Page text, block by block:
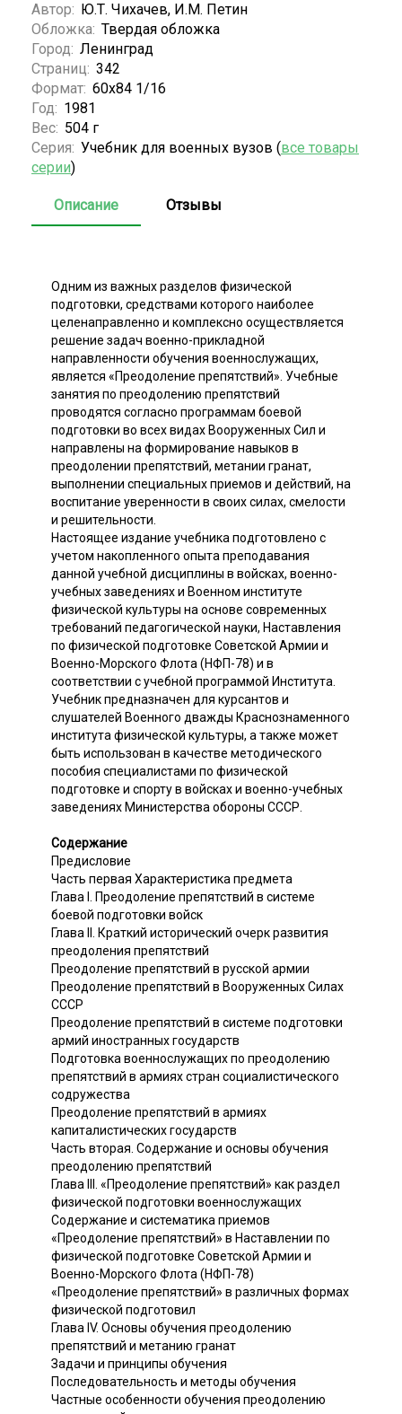
Автор: Ю.Т. Чихачев, И.М. Петин
Обложка: Твердая обложка
Город: Ленинград
Страниц: 342
Формат: 60х84 1/16
Год: 1981
Вес: 504 г
Серия: Учебник для военных вузов (все товары
серии)
Описание Отзывы
Одним из важных разделов физической
подготовки, средствами которого наиболее
целенаправленно и комплексно осуществляется
решение задач военно-прикладной
направленности обучения военнослужащих,
является «Преодоление препятствий». Учебные
занятия по преодолению препятствий
проводятся согласно программам боевой
подготовки во всех видах Вооруженных Сил и
направлены на формирование навыков в
преодолении препятствий, метании гранат,
выполнении специальных приемов и действий, на
воспитание уверенности в своих силах, смелости
и решительности.
Настоящее издание учебника подготовлено с
учетом накопленного опыта преподавания
данной учебной дисциплины в войсках, военно-
учебных заведениях и Военном институте
физической культуры на основе современных
требований педагогической науки, Наставления
по физической подготовке Советской Армии и
Военно-Морского Флота (НФП-78) и в
соответствии с учебной программой Института.
Учебник предназначен для курсантов и
слушателей Военного дважды Краснознаменного
института физической культуры, а также может
быть использован в качестве методического
пособия специалистами по физической
подготовке и спорту в войсках и военно-учебных
заведениях Министерства обороны СССР.
Содержание
Предисловие
Часть первая Характеристика предмета
Глава I. Преодоление препятствий в системе
боевой подготовки войск
Глава II. Краткий исторический очерк развития
преодоления препятствий
Преодоление препятствий в русской армии
Преодоление препятствий в Вооруженных Силах
СССР
Преодоление препятствий в системе подготовки
армий иностранных государств
Подготовка военнослужащих по преодолению
препятствий в армиях стран социалистического
содружества
Преодоление препятствий в армиях
капиталистических государств
Часть вторая. Содержание и основы обучения
преодолению препятствий
Глава III. «Преодоление препятствий» как раздел
физической подготовки военнослужащих
Содержание и систематика приемов
«Преодоление препятствий» в Наставлении по
физической подготовке Советской Армии и
Военно-Морского Флота (НФП-78)
«Преодоление препятствий» в различных формах
физической подготовил
Глава IV. Основы обучения преодолению
препятствий и метанию гранат
Задачи и принципы обучения
Последовательность и методы обучения
Частные особенности обучения преодолению